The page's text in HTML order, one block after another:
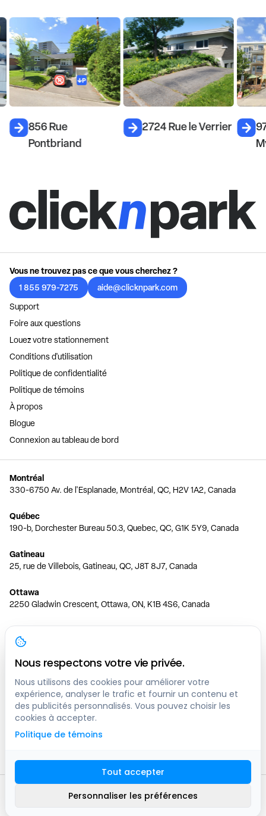
856 Rue
Pontbriand
2724 Rue le Verrier
Vous ne trouvez pas ce que vous cherchez ?
1 855 979-7275
aide@clicknpark.com
Support
Foire aux questions
Louez votre stationnement
Conditions d'utilisation
Politique de confidentialité
Politique de témoins
À propos
Blogue
Connexion au tableau de bord
Montréal
330-6750 Av. de l'Esplanade, Montréal, QC, H2V 1A2, Canada
Québec
190-b, Dorchester Bureau 50.3, Quebec, QC, G1K 5Y9, Canada
Gatineau
25, rue de Villebois, Gatineau, QC, J8T 8J7, Canada
Ottawa
2250 Gladwin Crescent, Ottawa, ON, K1B 4S6, Canada
Toronto
150 Ferrand Dr, 6th Floor, Toronto, ON, M3C 3E5, Canada
Vancouver
1200 W 73rd Ave #1415, Vancouver, BC, V6P 6G5, Canada
Calgary
444 5 Ave SW #400 Calgary, AB, T2P 2T8, Canada
2016 -2026
Plan du site
Nous respectons votre vie privée.
Nous utilisons des cookies pour améliorer votre
expérience, analyser le trafic et fournir un contenu et
des publicités personnalisés. Vous pouvez choisir les
cookies à accepter.
Politique de témoins
Tout accepter
Personnaliser les préférences